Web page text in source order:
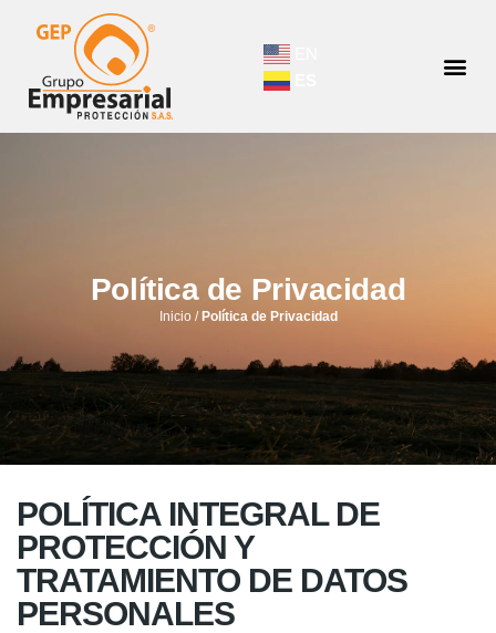
Política de Privacidad
Inicio/ Política de Privacidad
POLÍTICA INTEGRAL DE
PROTECCIÓN Y
TRATAMIENTO DE DATOS
PERSONALES